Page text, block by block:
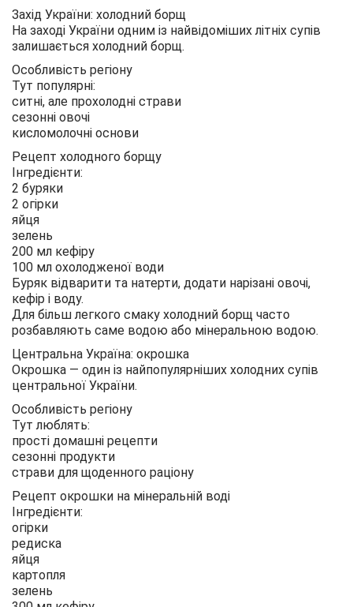
Захід України: холодний борщ
На заході України одним із найвідоміших літніх супів
залишається холодний борщ.
Особливість регіону
Тут популярні:
ситні, але прохолодні страви
сезонні овочі
кисломолочні основи
Рецепт холодного борщу
Інгредієнти:
2 буряки
2 огірки
яйця
зелень
200 мл кефіру
100 мл охолодженої води
Буряк відварити та натерти, додати нарізані овочі,
кефір і воду.
Для більш легкого смаку холодний борщ часто
розбавляють саме водою або мінеральною водою.
Центральна Україна: окрошка
Окрошка — один із найпопулярніших холодних супів
центральної України.
Особливість регіону
Тут люблять:
прості домашні рецепти
сезонні продукти
страви для щоденного раціону
Рецепт окрошки на мінеральній воді
Інгредієнти:
огірки
редиска
яйця
картопля
зелень